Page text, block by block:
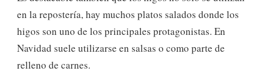
en la repostería, hay muchos platos salados donde los
higos son uno de los principales protagonistas. En
Navidad suele utilizarse en salsas o como parte de
relleno de carnes.